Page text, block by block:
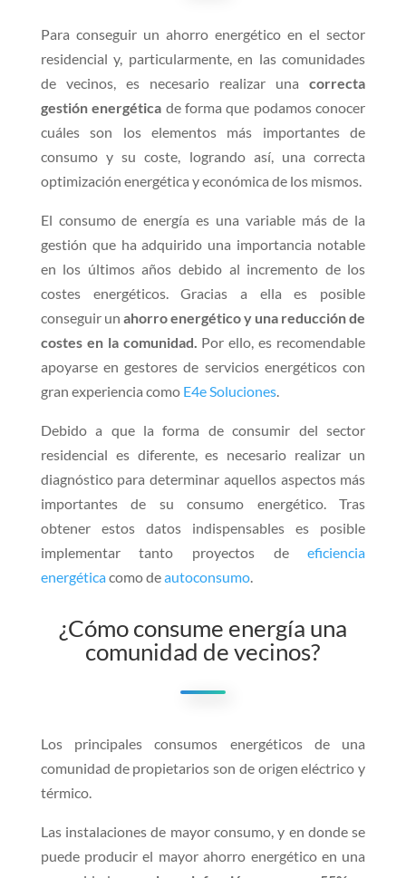
Para conseguir un ahorro energético en el sector
residencial y, particularmente, en las comunidades
de vecinos, es necesario realizar unacorrecta
gestión energética de forma que podamos conocer
cuáles son los elementos más importantes de
consumo y su coste, logrando así, una correcta
optimización energética y económica de los mismos.
El consumo de energía es una variable más de la
gestión que ha adquirido una importancia notable
en los últimos años debido al incremento de los
costes energéticos. Gracias a ella es posible
conseguir un ahorro energético y una reducción de
costes en la comunidad. Por ello, es recomendable
apoyarse en gestores de servicios energéticos con
gran experiencia comoE4e Soluciones.
Debido a que la forma de consumir del sector
residencial es diferente, es necesario realizar un
diagnóstico para determinar aquellos aspectos más
importantes de su consumo energético. Tras
obtener estos datos indispensables es posible
implementar tanto proyectos deeficiencia
energéticacomo deautoconsumo.
¿Cómo consume energía una
comunidad de vecinos?
Los principales consumos energéticos de una
comunidad de propietarios son de origen eléctrico y
térmico.
Las instalaciones de mayor consumo, y en donde se
puede producir el mayor ahorro energético en una